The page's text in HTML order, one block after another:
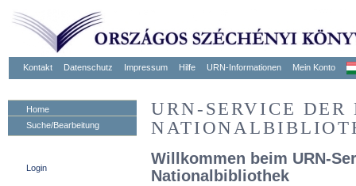
Kontakt Datenschutz Impressum Hilfe URN-Informationen Mein Konto
Home
Suche/Bearbeitung
Login
URN-SERVICE DER
Willkommen beim URN-
Nationalbibliothek